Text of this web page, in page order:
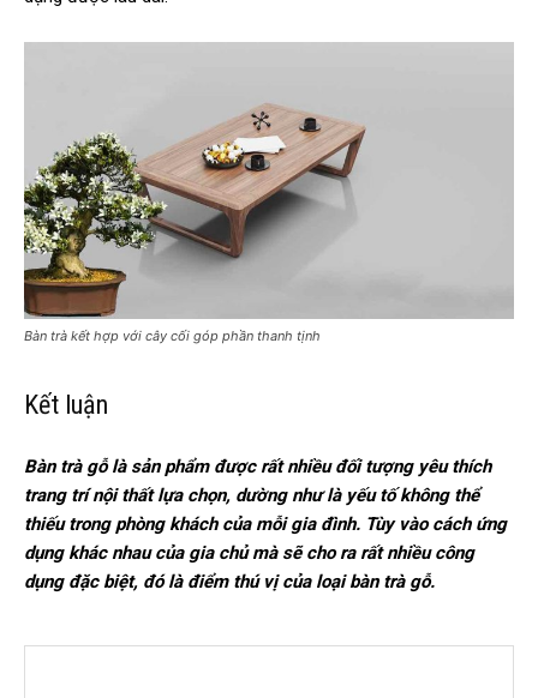
Bàn trà kết hợp với cây cối góp phần thanh tịnh
Kết luận
Bàn trà gỗ là sản phẩm được rất nhiều đối tượng yêu thích
trang trí nội thất lựa chọn, dường như là yếu tố không thể
thiếu trong phòng khách của mỗi gia đình. Tùy vào cách ứng
dụng khác nhau của gia chủ mà sẽ cho ra rất nhiều công
dụng đặc biệt, đó là điểm thú vị của loại bàn trà gỗ.